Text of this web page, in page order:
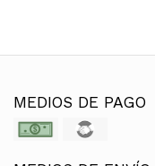
MEDIOS DE PAGO